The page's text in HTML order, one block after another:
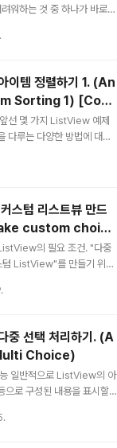
스트뷰 아이템 정렬하기 2]
동을 용이하게..
워하는 것 중 하나가 바로,
사용할 때 경험할 수 있었
하는 순간, "익숙하지 않은
으로 바뀌어 버리니까요. 하
과 기술이 그러하듯, Adapt
반복적으로 사용하는 과정
할 수 있게 됩니다. 게다가 A
이템 정렬하기 1. (An
Sorting 1) [Com
선 몇 가지 ListView 예제
루는 다양한 방법에 대해
또는 삭제하는 예제를 작성
제]에서 Adapter의 역할에
의 아이템을 처리하
를 통해 처리된 아
신)됨으로써 추가,수정,삭제
였습니다. 여기서 설명하고
않습니다. Ada..
스텀 리스트뷰 만드
custom choice
의 필요 조건. "다중
텀 ListView"를 만들기 위해
뷰 다중 선택 처리하기]의 내
택(Checked)되어 있는지
야 한다는 것입니다. 무슨
죠? 일반적인 Custom List
택 기능을 만든다고 가정해
중 선택 처리하기. (A
Choice)
일반적으로 ListView의 아
으로 구성된 내용을 표시할
하는 경우에도 자주 사용됩